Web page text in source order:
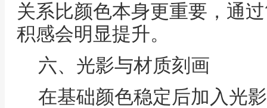
关系比颜色本身更重要，通
积感会明显提升。
六、光影与材质刻画
在基础颜色稳定后加入光